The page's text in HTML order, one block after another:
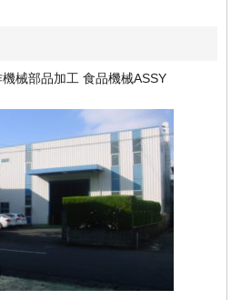
械部品加工 食品機械ASSY